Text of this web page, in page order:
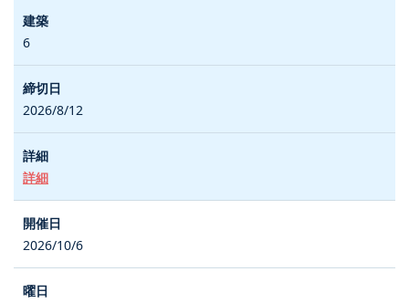
6
2026/8/12
詳細
2026/10/6